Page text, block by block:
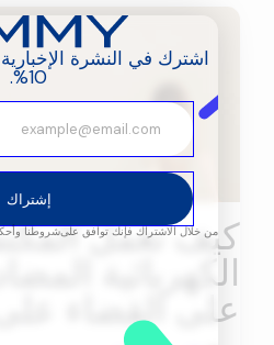
كيف تعمل
الكهربائية
على القضاء
اشترك في النشرة
10%.
إشتراك
من خلال الاشتراك فإنك توافق علىشروطنا